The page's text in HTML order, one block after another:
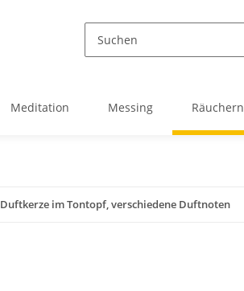
Meditation Messing Räuchern
Duftkerze im Tontopf, verschiedene Duftnoten